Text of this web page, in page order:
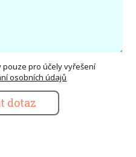
pro účely vyřešení
osobních údajů
dotaz